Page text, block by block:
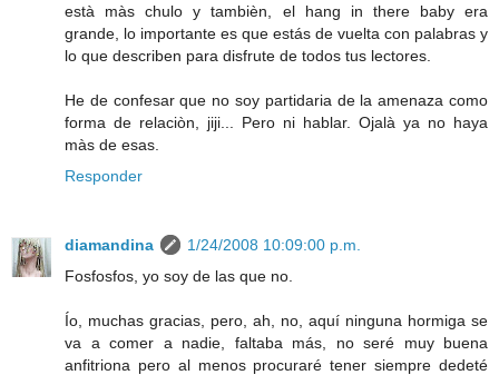
està màs chulo y tambièn, el hang in there baby era
grande, lo importante es que estás de vuelta con palabras y
lo que describen para disfrute de todos tus lectores.
He de confesar que no soy partidaria de la amenaza como
forma de relaciòn, jiji... Pero ni hablar. Ojalà ya no haya
màs de esas.
Responder
diamandina
1/24/2008 10:09:00 p.m.
Fosfosfos, yo soy de las que no.
Ío, muchas gracias, pero, ah, no, aquí ninguna hormiga se
va a comer a nadie, faltaba más, no seré muy buena
anfitriona pero al menos procuraré tener siempre dedeté